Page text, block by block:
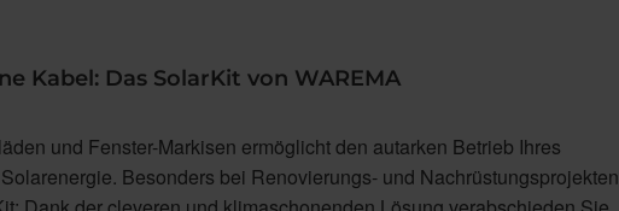
Kabel: Das SolarKit von WAREMA
und Fenster-Markisen ermöglicht den autarken Betrieb Ihres
Besonders bei Renovierungs- und Nachrüstungsprojekten